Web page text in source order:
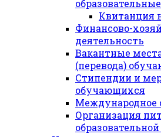
Квитанция
Финансово-
деятельность
Вакантные
(перевода)
Стипендии и
обучающихся
Международное
Организация